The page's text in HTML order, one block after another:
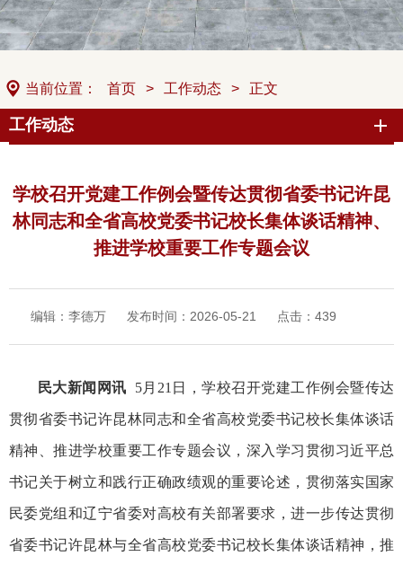
当前位置： 首页 > 工作动态 > 正文
工作动态
学校召开党建工作例会暨传达贯彻省委书记许昆
林同志和全省高校党委书记校长集体谈话精神、
推进学校重要工作专题会议
编辑：李德万 发布时间：2026-05-21 点击： 439
民大新闻网讯 5月21日，学校召开党建工作例会暨传达
贯彻省委书记许昆林同志和全省高校党委书记校长集体谈话
精神、推进学校重要工作专题会议，深入学习贯彻习近平总
书记关于树立和践行正确政绩观的重要论述，贯彻落实国家
民委党组和辽宁省委对高校有关部署要求，进一步传达贯彻
省委书记许昆林与全省高校党委书记校长集体谈话精神，推